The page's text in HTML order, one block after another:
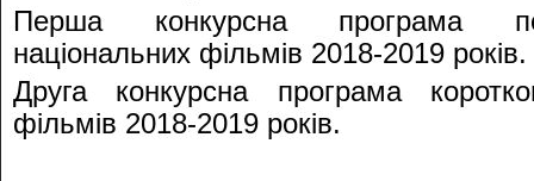
Перша конкурсна програма
національних фільмів 2018-2019 років.
Друга конкурсна програма
фільмів 2018-2019 років.